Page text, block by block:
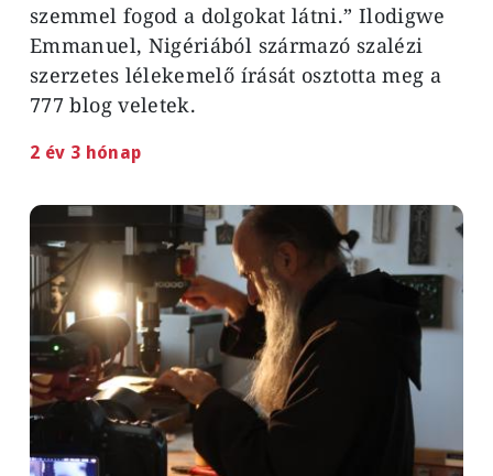
szemmel fogod a dolgokat látni.” Ilodigwe
Emmanuel, Nigériából származó szalézi
szerzetes lélekemelő írását osztotta meg a
777 blog veletek.
2 év 3 hónap
Image